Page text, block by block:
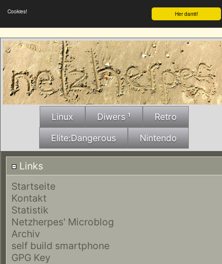
Her damit!
Cookies!
Linux Diwers ¹ Retro
Elite:Dangerous Nintendo
Links
Startseite
Kontakt
Statistik
Netzherpes' Microblog
Archiv
self build smartphone
GPG Key